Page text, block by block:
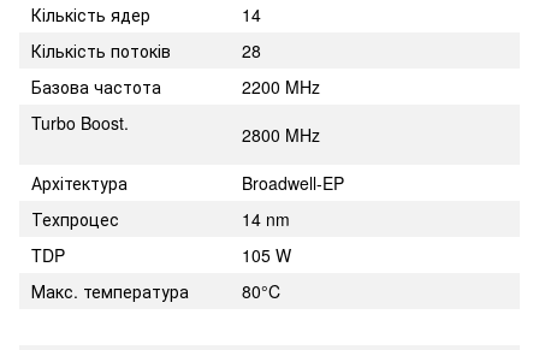
Кількість ядер
14
Кількість потоків
28
Базова частота
2200 MHz
Turbo Boost.
2800 MHz
Архітектура
Broadwell-EP
Техпроцес
14 nm
TDP
105 W
Макс. температура
80°C